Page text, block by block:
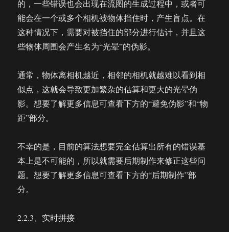
的，一些错误也会出现在流图的生成过程中，或者可
能会在一个或多个相机被物体挡住时，产生盲点。在
这种情况下，需要对被挡住的部分进行估计，并且这
些物体周围会产生名为“光晕”的伪影。
通常，物体离相机越近，相邻的相机就越难以看到相
似点，这就会导致更加繁杂的估算和更大的光晕伪
影。想要了解更多信息可查看下方的“避免伪影”和“物
距”部分。
不幸的是，目前的算法想要完全估算出所有的错误基
本上是不可能的，所以就需要后期制作来修正这些问
题。想要了解更多信息可查看下方的“后期制作”部
分。
2.2.3、实时拼接